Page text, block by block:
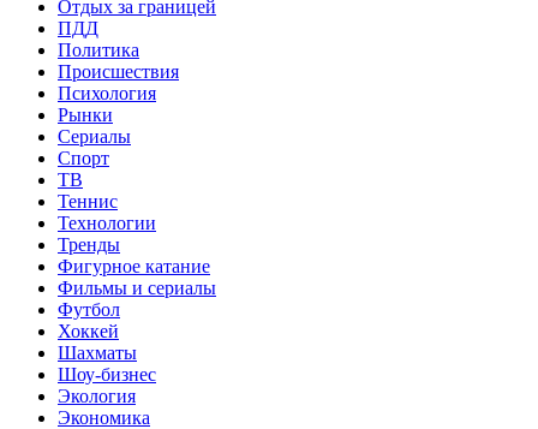
Отдых за границей
ПДД
Политика
Происшествия
Психология
Рынки
Сериалы
Спорт
ТВ
Теннис
Технологии
Тренды
Фигурное катание
Фильмы и сериалы
Футбол
Хоккей
Шахматы
Шоу-бизнес
Экология
Экономика